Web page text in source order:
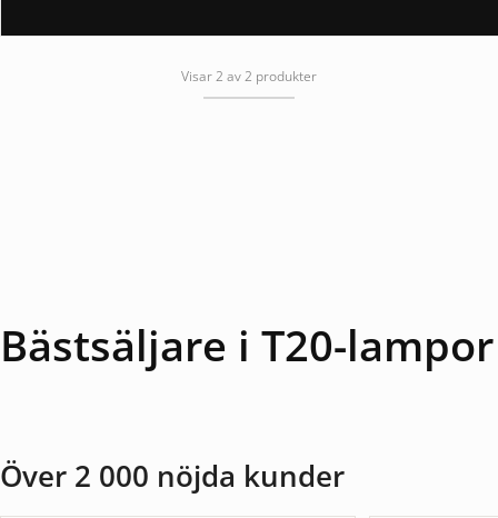
Visar 2 av 2 produkter
Bästsäljare i T20-lampor
Över 2 000 nöjda kunder